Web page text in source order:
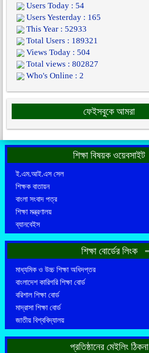
Users Today : 54
Users Yesterday : 165
This Year : 52933
Total Users : 189321
Views Today : 504
Total views : 802827
Who's Online : 2
ফেইসবুকে আমরা
শিক্ষা বিষয়ক ওয়েবসাইট
ই.এম.আই.এস সেল
শিক্ষক বাতায়ন
বাংলা সংবাদ পত্র
শিক্ষা মন্ত্রণালয়
ব্যানবেইস
শিক্ষা বোর্ডের লিংক
মাধ্যমিক ও উচ্চ শিক্ষা অধিদপ্তর
বাংলাদেশ কারিগরি শিক্ষা বোর্ড
বরিশাল শিক্ষা বোর্ড
মাদ্রাসা শিক্ষা বোর্ড
জাতীয় বিশ্ববিদ্যালয়
প্রতিষ্ঠানের মেইলিং ঠিকনা